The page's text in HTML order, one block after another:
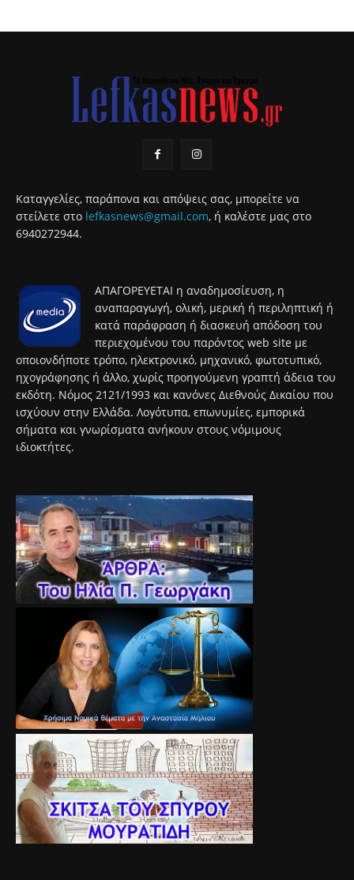
Καταγγελίες, παράπονα και απόψεις σας, μπορείτε να
στείλετε στο lefkasnews@gmail.com, ή καλέστε μας στο
6940272944.
ΑΠΑΓΟΡΕΥΕΤΑΙ η αναδημοσίευση, η
αναπαραγωγή, ολική, μερική ή περιληπτική ή
κατά παράφραση ή διασκευή απόδοση του
περιεχομένου του παρόντος web site με
οποιονδήποτε τρόπο, ηλεκτρονικό, μηχανικό, φωτοτυπικό,
ηχογράφησης ή άλλο, χωρίς προηγούμενη γραπτή άδεια του
εκδότη. Νόμος 2121/1993 και κανόνες Διεθνούς Δικαίου που
ισχύουν στην Ελλάδα. Λογότυπα, επωνυμίες, εμπορικά
σήματα και γνωρίσματα ανήκουν στους νόμιμους
ιδιοκτήτες.